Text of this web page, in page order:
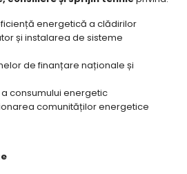
energetică a clădirilor
și instalarea de sisteme
de finanțare naționale și
consumului energetic
comunităților energetice